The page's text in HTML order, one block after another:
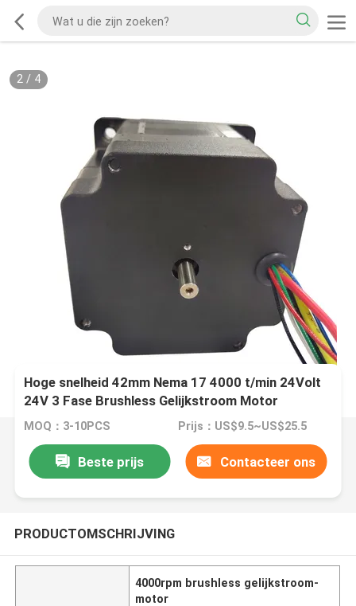
2/ 4
Hoge snelheid 42mm Nema 17 4000 t/min 24Volt
24V 3 Fase Brushless Gelijkstroom Motor
MOQ：3-10PCS Prijs：US$9.5~US$25.5
Beste prijs Contacteer ons
PRODUCTOMSCHRIJVING
4000rpm brushless gelijkstroom-
motor